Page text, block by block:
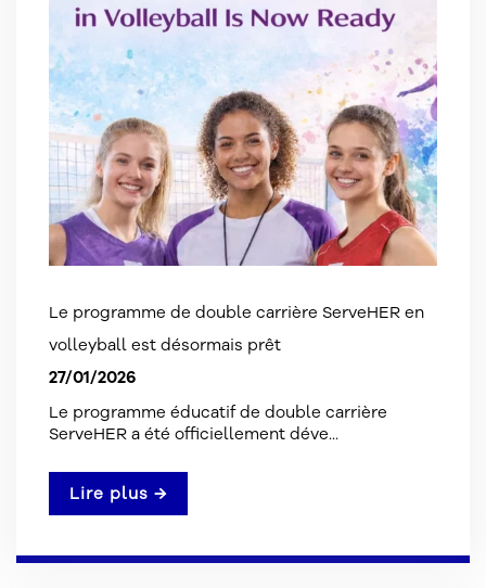
Le programme de double carrière ServeHER en
volleyball est désormais prêt
27/01/2026
Le programme éducatif de double carrière
ServeHER a été officiellement déve...
Lire plus →